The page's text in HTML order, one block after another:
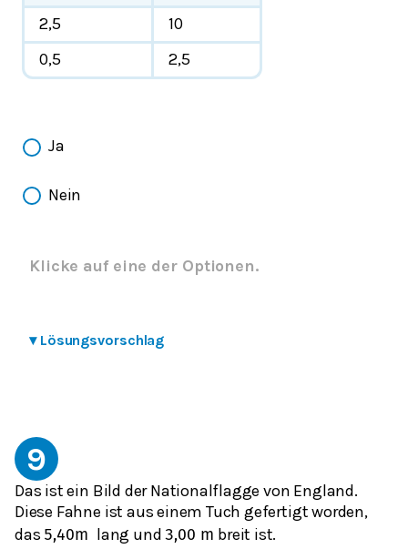
2,5
10
0,5
2,5
Ja
Nein
Klicke auf eine der Optionen.
▾ Lösungsvorschlag
9
Das ist ein Bild der Nationalflagge von England.
Diese Fahne ist aus einem Tuch gefertigt worden,
das 5,40m lang und3,00 m breit ist.